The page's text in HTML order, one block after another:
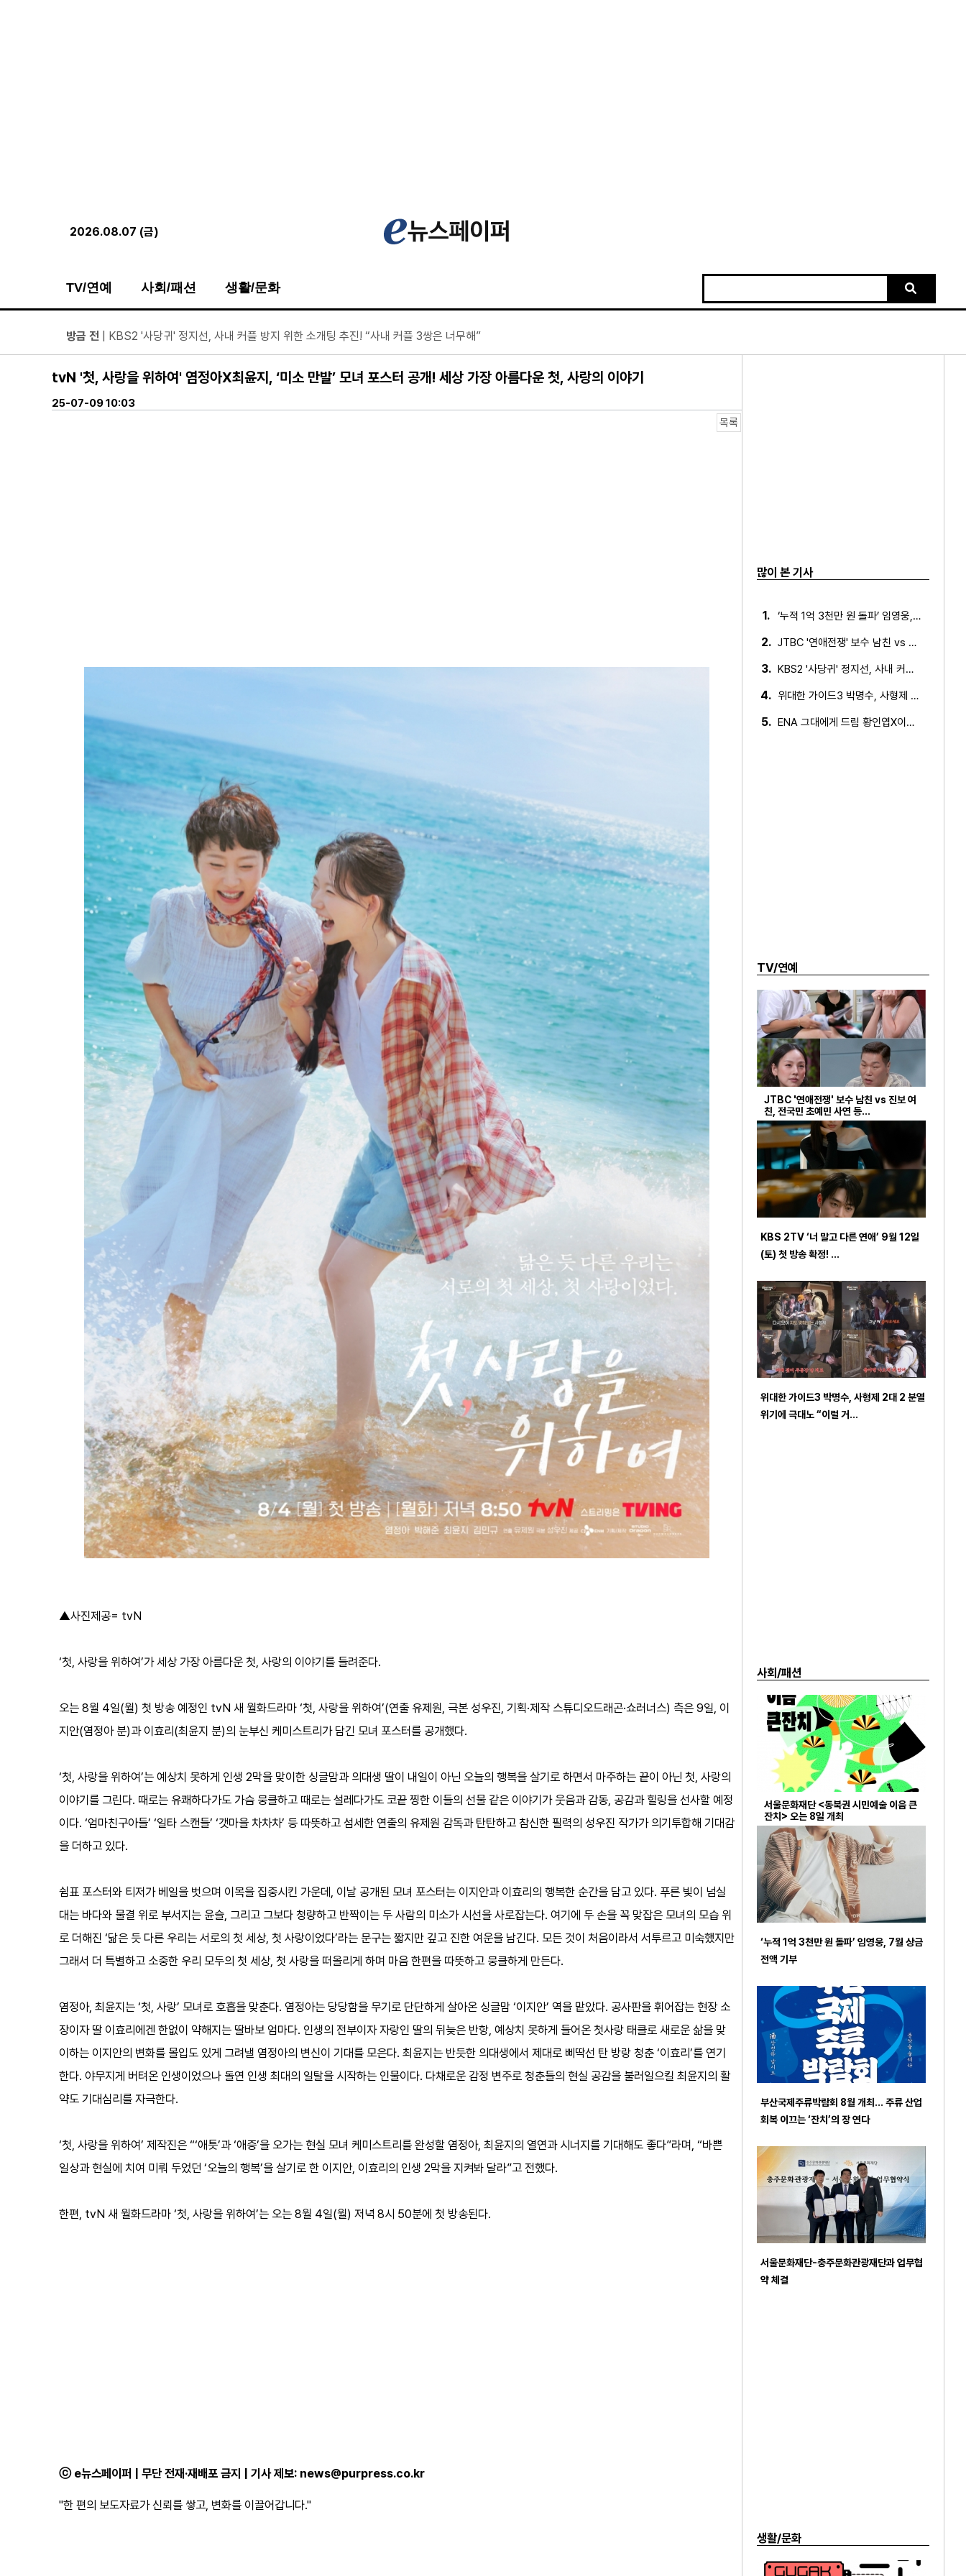
2026.08.07 (금)
TV/연예 사회/패션 생활/문화
방금 전 | 넷플릭스 '도라이버', 청룡시리즈어워즈 2관왕 쾌거! '시즌6-생존의 법칙' 8/8(토) 오전 11시 첫 공개!
방금 전| 부산국제주류박람회 8월 개최… 주류 산업 회복 이끄는 ‘잔치’의 장 연다
방금 전 | MBC ‘플레이리스트 109’ 차지연, 딘딘 실물에 깜짝! “어쩜 이렇게 미남이세요?” 폭풍 칭찬! 데뷔 전 이석훈-차지연의 인연은?
방금 전| 김지훈, 불륜남인데 밉지만은 않다… ‘지금 불륜’ 폭주 이끄는 변칙 연기
| 서울돈화문국악당, 국악 인플루언서 이아진과 함께하는 ‘2026 국악 플러그인 vol.3’ 개최
방금 전| KBS2 '사당귀' 정지선, 사내 커플 방지 위한 소개팅 추진! “사내 커플 3쌍은 너무해”
tvN '첫, 사랑을 위하여' 염정아X최윤지, ‘미소 만발’ 모녀 포스터 공개! 세상 가장 아름다운 첫, 사랑의 이야기
25-07-09 10:03
목록
▲사진제공= tvN
‘첫, 사랑을 위하여’가 세상 가장 아름다운 첫, 사랑의 이야기를 들려준다.
오는 8월 4일(월) 첫 방송 예정인 tvN 새 월화드라마 ‘첫, 사랑을 위하여’(연출 유제원, 극본 성우진, 기획·제작 스튜디오드래곤·쇼러너스) 측은 9일, 이
지안(염정아 분)과 이효리(최윤지 분)의 눈부신 케미스트리가 담긴 모녀 포스터를 공개했다.
‘첫, 사랑을 위하여’는 예상치 못하게 인생 2막을 맞이한 싱글맘과 의대생 딸이 내일이 아닌 오늘의 행복을 살기로 하면서 마주하는 끝이 아닌 첫, 사랑의
이야기를 그린다. 때로는 유쾌하다가도 가슴 뭉클하고 때로는 설레다가도 코끝 찡한 이들의 선물 같은 이야기가 웃음과 감동, 공감과 힐링을 선사할 예정
이다. ‘엄마친구아들’ ‘일타 스캔들’ ‘갯마을 차차차’ 등 따뜻하고 섬세한 연출의 유제원 감독과 탄탄하고 참신한 필력의 성우진 작가가 의기투합해 기대감
을 더하고 있다.
쉼표 포스터와 티저가 베일을 벗으며 이목을 집중시킨 가운데, 이날 공개된 모녀 포스터는 이지안과 이효리의 행복한 순간을 담고 있다. 푸른 빛이 넘실
대는 바다와 물결 위로 부서지는 윤슬, 그리고 그보다 청량하고 반짝이는 두 사람의 미소가 시선을 사로잡는다. 여기에 두 손을 꼭 맞잡은 모녀의 모습 위
로 더해진 ‘닮은 듯 다른 우리는 서로의 첫 세상, 첫 사랑이었다’라는 문구는 짧지만 깊고 진한 여운을 남긴다. 모든 것이 처음이라서 서투르고 미숙했지만
그래서 더 특별하고 소중한 우리 모두의 첫 세상, 첫 사랑을 떠올리게 하며 마음 한편을 따뜻하고 뭉클하게 만든다.
염정아, 최윤지는 ‘첫, 사랑’ 모녀로 호흡을 맞춘다. 염정아는 당당함을 무기로 단단하게 살아온 싱글맘 ‘이지안’ 역을 맡았다. 공사판을 휘어잡는 현장 소
장이자 딸 이효리에겐 한없이 약해지는 딸바보 엄마다. 인생의 전부이자 자랑인 딸의 뒤늦은 반항, 예상치 못하게 들어온 첫사랑 태클로 새로운 삶을 맞
이하는 이지안의 변화를 몰입도 있게 그려낼 염정아의 변신이 기대를 모은다. 최윤지는 반듯한 의대생에서 제대로 삐딱선 탄 방랑 청춘 ‘이효리’를 연기
한다. 야무지게 버텨온 인생이었으나 돌연 인생 최대의 일탈을 시작하는 인물이다. 다채로운 감정 변주로 청춘들의 현실 공감을 불러일으킬 최윤지의 활
약도 기대심리를 자극한다.
‘첫, 사랑을 위하여’ 제작진은 “‘애틋’과 ‘애증’을 오가는 현실 모녀 케미스트리를 완성할 염정아, 최윤지의 열연과 시너지를 기대해도 좋다”라며, “바쁜
일상과 현실에 치여 미뤄 두었던 ‘오늘의 행복’을 살기로 한 이지안, 이효리의 인생 2막을 지켜봐 달라”고 전했다.
한편, tvN 새 월화드라마 ‘첫, 사랑을 위하여’는 오는 8월 4일(월) 저녁 8시 50분에 첫 방송된다.
ⓒ e뉴스페이퍼 | 무단 전재·재배포 금지 | 기사 제보: news@purpress.co.kr
"한 편의 보도자료가 신뢰를 쌓고, 변화를 이끌어갑니다."
많이 본 기사
1. ‘누적 1억 3천만 원 돌파’ 임영웅, 7월 상금 전액 기부
2. JTBC '연애전쟁' 보수 남친 vs 진보 여친, 전국민 초예…
3. KBS2 '사당귀' 정지선, 사내 커플 방지 위한 소개팅 추진…
4. 위대한 가이드3 박명수, 사형제 2대 2 분열 위기에 극대노…
5. ENA 그대에게 드림 황인엽X이혜리, 이대로 헤어지나? 황인…
TV/연예
JTBC '연애전쟁' 보수 남친 vs 진보 여
친, 전국민 초예민 사연 등…
KBS 2TV ‘너 말고 다른 연애’ 9월 12일
(토) 첫 방송 확정! …
위대한 가이드3 박명수, 사형제 2대 2 분열
위기에 극대노 “이럴 거…
사회/패션
서울문화재단 <동북권 시민예술 이음 큰
잔치> 오는 8일 개최
‘누적 1억 3천만 원 돌파’ 임영웅, 7월 상금
전액 기부
부산국제주류박람회 8월 개최… 주류 산업
회복 이끄는 ‘잔치’의 장 연다
서울문화재단-충주문화관광재단과 업무협
약 체결
생활/문화